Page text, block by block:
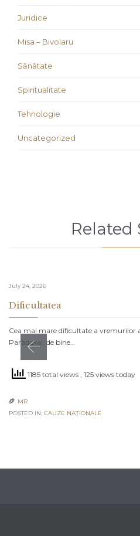
Juridice
Misa – Bivolaru
Sănătate
Spiritualitate
Tehnologie
Uncategorized
Related
July 24, 2026
Dificultatea
Cea mai mare dificultate a vremurilor
Paradoxal, de bine…
1185 total views , 125 views today
 MR
POSTED IN: CAUZE NAŢIONALE